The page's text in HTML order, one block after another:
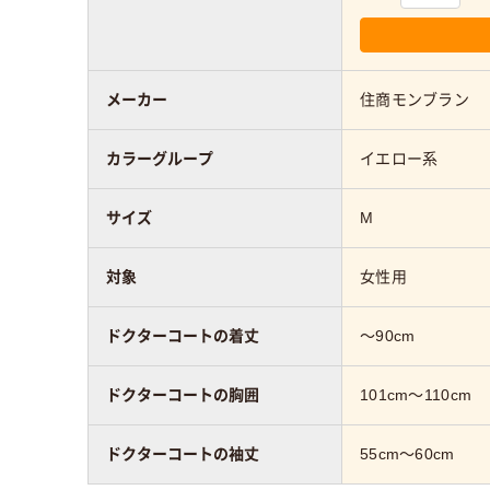
メーカー 住商モンブラン
カラーグループ イエロー系
サイズ M
対象 女性用
ドクターコートの着丈 ～90cm
ドクターコートの胸囲 101cm～110cm
ドクターコートの袖丈 55cm～60cm